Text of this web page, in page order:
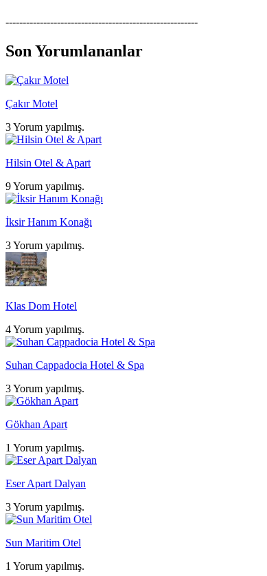
--------------------------------------------------------
Son Yorumlananlar
Çakır Motel
3 Yorum yapılmış.
Hilsin Otel & Apart
9 Yorum yapılmış.
İksir Hanım Konağı
3 Yorum yapılmış.
Klas Dom Hotel
4 Yorum yapılmış.
Suhan Cappadocia Hotel & Spa
3 Yorum yapılmış.
Gökhan Apart
1 Yorum yapılmış.
Eser Apart Dalyan
3 Yorum yapılmış.
Sun Maritim Otel
1 Yorum yapılmış.